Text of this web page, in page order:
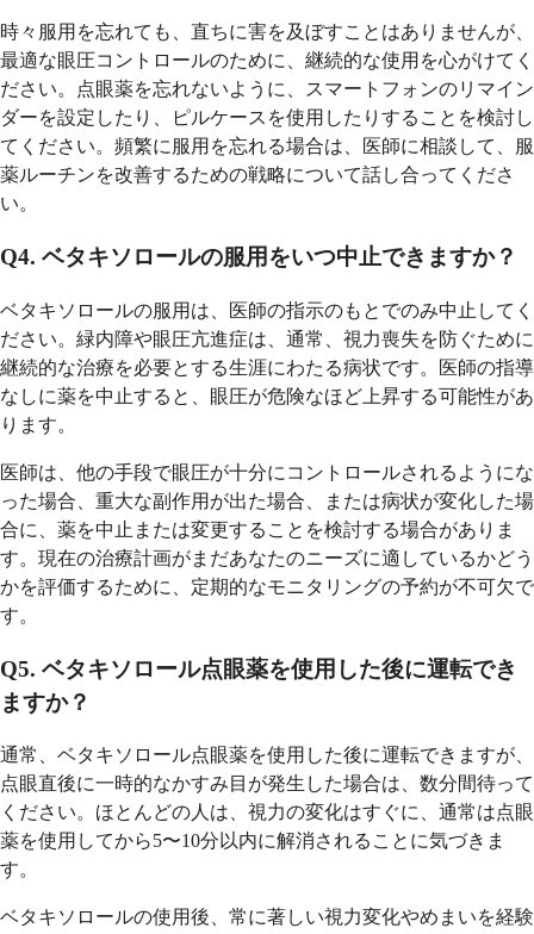
時々服用を忘れても、直ちに害を及ぼすことはありませんが、
最適な眼圧コントロールのために、継続的な使用を心がけてく
ださい。点眼薬を忘れないように、スマートフォンのリマイン
ダーを設定したり、ピルケースを使用したりすることを検討し
てください。頻繁に服用を忘れる場合は、医師に相談して、服
薬ルーチンを改善するための戦略について話し合ってくださ
い。
Q4. ベタキソロールの服用をいつ中止できますか？
ベタキソロールの服用は、医師の指示のもとでのみ中止してく
ださい。緑内障や眼圧亢進症は、通常、視力喪失を防ぐために
継続的な治療を必要とする生涯にわたる病状です。医師の指導
なしに薬を中止すると、眼圧が危険なほど上昇する可能性があ
ります。
医師は、他の手段で眼圧が十分にコントロールされるようにな
った場合、重大な副作用が出た場合、または病状が変化した場
合に、薬を中止または変更することを検討する場合がありま
す。現在の治療計画がまだあなたのニーズに適しているかどう
かを評価するために、定期的なモニタリングの予約が不可欠で
す。
Q5. ベタキソロール点眼薬を使用した後に運転でき
ますか？
通常、ベタキソロール点眼薬を使用した後に運転できますが、
点眼直後に一時的なかすみ目が発生した場合は、数分間待って
ください。ほとんどの人は、視力の変化はすぐに、通常は点眼
薬を使用してから5〜10分以内に解消されることに気づきま
す。
ベタキソロールの使用後、常に著しい視力変化やめまいを経験